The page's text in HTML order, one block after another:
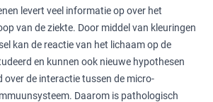
levert veel informatie op over het
van de ziekte. Door middel van kleuringen
kan de reactie van het lichaam op de
en kunnen ook nieuwe hypothesen
over de interactie tussen de micro-
Daarom is pathologisch